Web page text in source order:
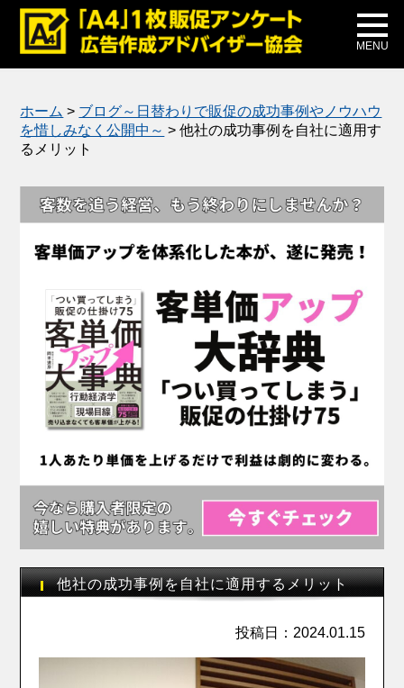
MENU
メディア掲載
公式ブログ
ホーム > ブログ～日替わりで販促の成功事例やノウハウ
を惜しみなく公開中～ >他社の成功事例を自社に適用す
るメリット
他社の成功事例を自社に適用するメリット
投稿日：2024.01.15